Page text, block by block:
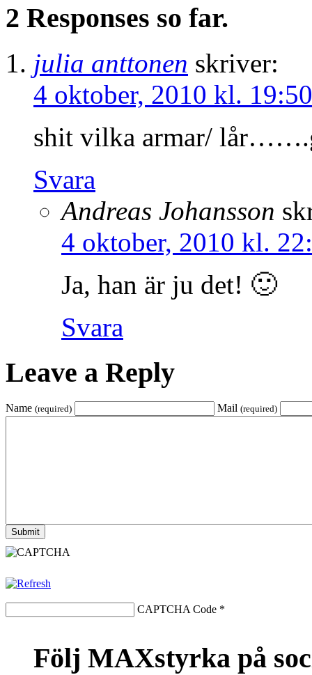
2 Responses so far.
julia anttonen skriver:
4 oktober, 2010 kl. 19:50
shit vilka armar/
Svara
Andreas Johansson
4 oktober, 2010 kl.
Ja, han är ju det! 🙂
Svara
Leave a Reply
Name (required) Mail (required)
CAPTCHA Code *
Följ MAXstyrka på